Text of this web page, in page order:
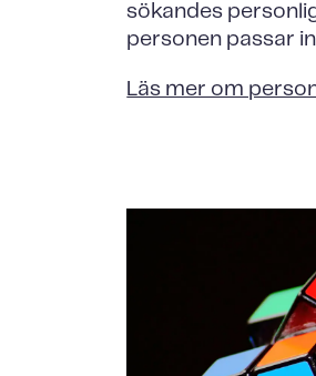
sökandes
personen passar
Läs mer om